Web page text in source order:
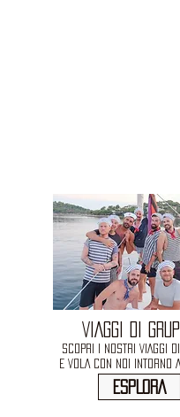
VIAGGI DI
SCOPRI I NOSTRI VIAGGI DI
E VOLA CON NOI INTORNO
ESPLORA